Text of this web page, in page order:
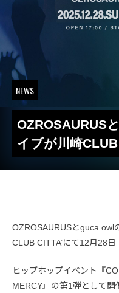
NEWS
OZROSAURUS
イブが川崎CLUB
OZROSAURUSとguca owl
CLUB CITTA’にて12月28日
ヒップホップイベント『
MERCY』の第1弾として